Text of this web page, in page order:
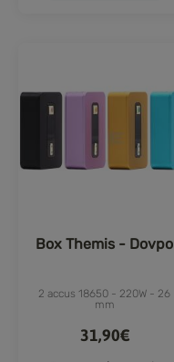
Box Themis - Dovpo
2 accus 18650 - 220W - 26
mm
31,90€